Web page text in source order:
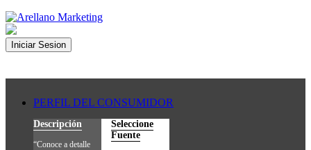
Iniciar Sesion
PERFIL DEL CONSUMIDOR
Descripción
“Conoce a detalle
Seleccione
Fuente